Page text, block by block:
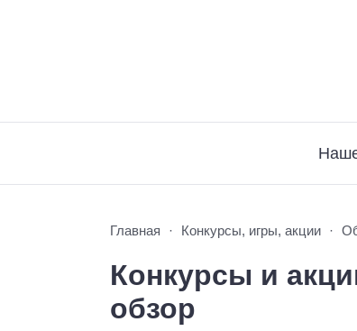
Главная Конкурсы, игры, акции
Конкурсы и
обзор